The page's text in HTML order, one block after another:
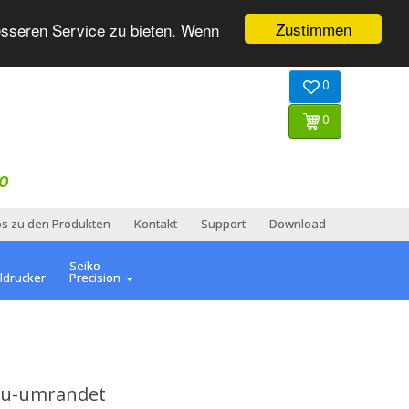
Zustimmen
Service zu bieten. Wenn
0
0
zu den Produkten Kontakt Support Download
Seiko
Precision
umrandet